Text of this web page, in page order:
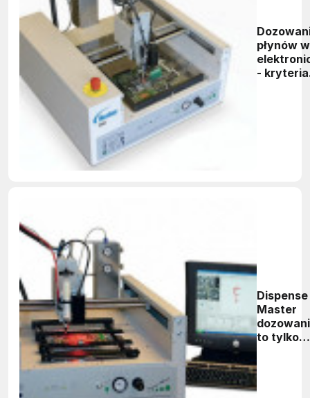
płynów w
- kryteria
Dispense
Master
to tylko